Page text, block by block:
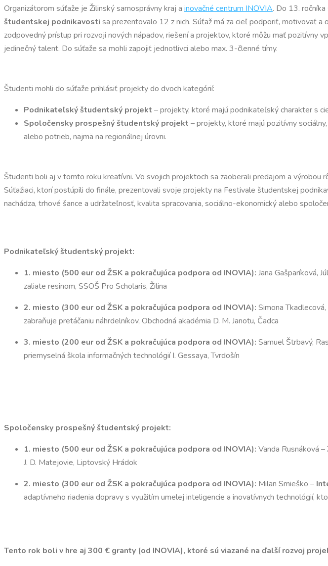
Organizátorom súťaže je Žilinský samosprávny kraj a inovačné centrum INOVIA. Do 13. ročníka
študentskej podnikavosti sa prezentovalo 12 z nich. Súťaž má za cieľ podporiť, motivovať
zodpovedný prístup pri rozvoji nových nápadov, riešení a projektov, ktoré môžu mať
jedinečný talent. Do súťaže sa mohli zapojiť jednotlivci alebo max. 3-členné tímy.
Študenti mohli do súťaže prihlásiť projekty do dvoch kategórií:
Podnikateľský študentský projekt – projekty, ktoré majú podnikateľský charakter s
Spoločensky prospešný študentský projekt – projekty, ktoré majú pozitívny
alebo potrieb, najmä na regionálnej úrovni.
Študenti boli aj v tomto roku kreatívni. Vo svojich projektoch sa zaoberali predajom a
Súťažiaci, ktorí postúpili do finále, prezentovali svoje projekty na Festivale študentskej
nachádza, trhové šance a udržateľnosť, kvalita spracovania, sociálno-ekonomický alebo
Podnikateľský študentský projekt:
1. miesto (500 eur od ŽSK a pokračujúca podpora od INOVIA): Jana Gašparíková,
zaliate resinom, SSOŠ Pro Scholaris, Žilina
2. miesto (300 eur od ŽSK a pokračujúca podpora od INOVIA): Simona
zabraňuje pretáčaniu náhrdelníkov, Obchodná akadémia D. M. Janotu, Čadca
3. miesto (200 eur od ŽSK a pokračujúca podpora od INOVIA): Samuel Štrbavý,
priemyselná škola informačných technológií I. Gessaya, Tvrdošín
Spoločensky prospešný študentský projekt:
1. miesto (500 eur od ŽSK a pokračujúca podpora od INOVIA): Vanda Rusnáková –
J. D. Matejovie, Liptovský Hrádok
2. miesto (300 eur od ŽSK a pokračujúca podpora od INOVIA): Milan Smieško –
adaptívneho riadenia dopravy s využitím umelej inteligencie a inovatívnych technológií,
Tento rok boli v hre aj 300 € granty (od INOVIA), ktoré sú viazané na ďalší rozvoj